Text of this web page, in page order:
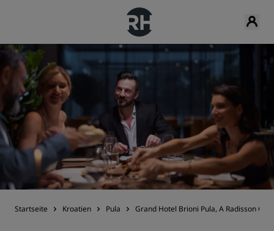
Startseite Kroatien Pula Grand Hotel Brioni Pula, A Radisson